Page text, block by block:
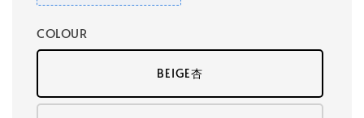
COLOUR
BEIGE杏